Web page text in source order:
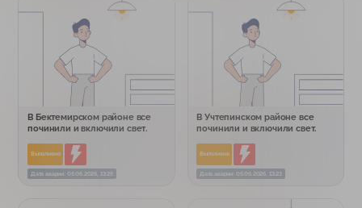
В Бектемирском районе все
починили и включили свет.
Выполнено
Дата аварии: 05.06.2026, 13:25
В Учтепинском районе все
починили и включили свет.
Выполнено
Дата аварии: 05.06.2026, 13:23